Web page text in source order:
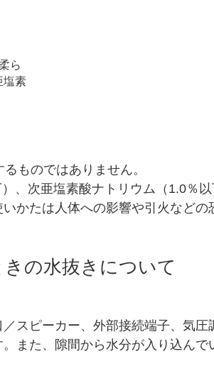
ら
塩素
ものではありません。
、次亜塩素酸ナトリウム（1.0％
かたは人体への影響や引火などの
の水抜きについて
スピーカー、外部接続端子、気圧
また、隙間から水分が入り込ん